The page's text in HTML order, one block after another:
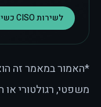
לשירות CISO כשירות
*האמור במאמר זה
משפטי, רגולטורי